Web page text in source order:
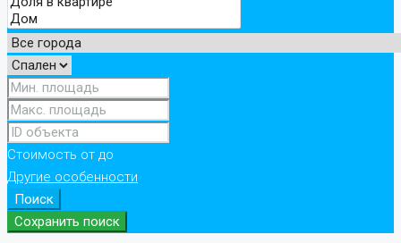
Стоимость от до
Другие особенности
Поиск
Сохранить поиск